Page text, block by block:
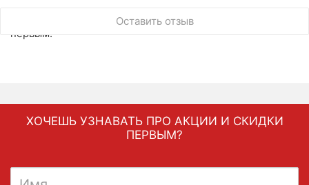
Оставить отзыв
У этого товара нет ни одного отзыва. Вы можете стать
первым.
ХОЧЕШЬ УЗНАВАТЬ ПРО АКЦИИ И СКИДКИ
ПЕРВЫМ?